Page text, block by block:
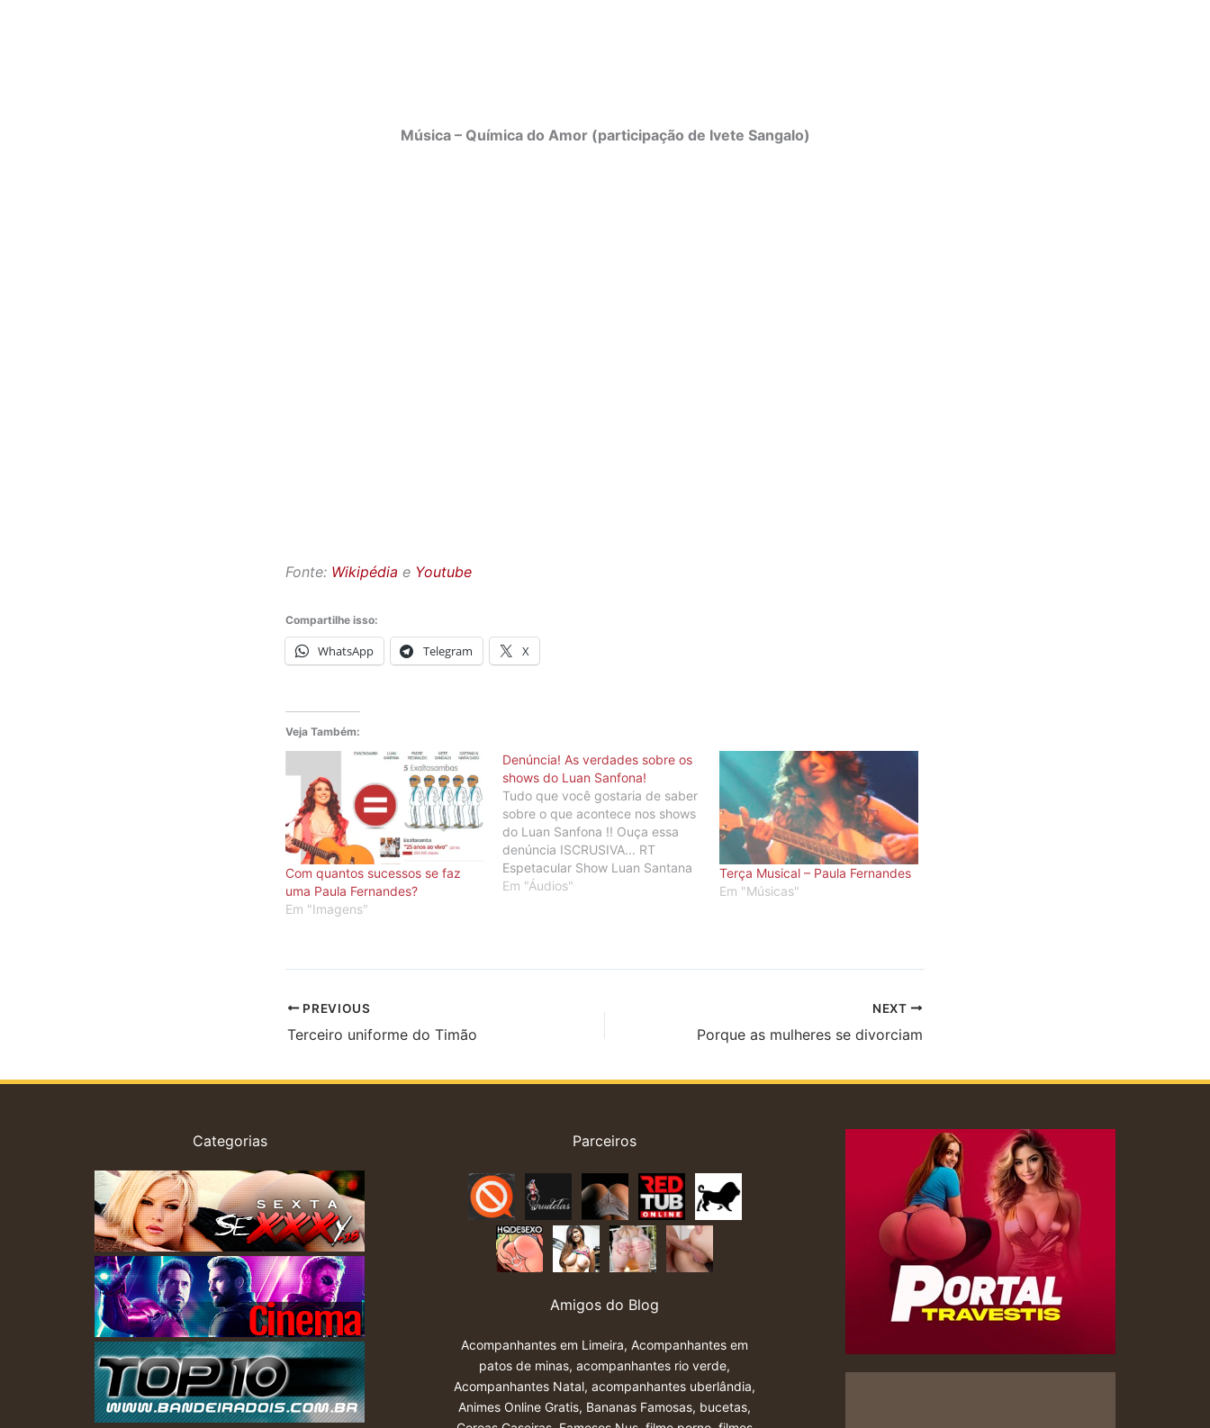
Música – Química do Amor (participação de Ivete Sangalo)
Fonte: Wikipédia e Youtube
Compartilhe isso:
WhatsApp Telegram X
Veja Também:
Com quantos sucessos se faz
uma Paula Fernandes?
Em "Imagens"
Denúncia! As verdades sobre os
shows do Luan Sanfona!
Tudo que você gostaria de saber
sobre o que acontece nos shows
do Luan Sanfona !! Ouça essa
denúncia ISCRUSIVA... RT
Espetacular Show Luan Santana
by cleberrosa Siga @CleberRosa
Em "Áudios"
Terça Musical – Paula Fernandes
Em "Músicas"
PREVIOUS
Terceiro uniforme do Timão
NEXT
Porque as mulheres se divorciam
Categorias Parceiros
Amigos do Blog
Acompanhantes em Limeira,Acompanhantes em
patos de minas,acompanhantes rio verde,
Acompanhantes Natal,acompanhantes uberlândia,
Animes Online Gratis, Bananas Famosas, bucetas,